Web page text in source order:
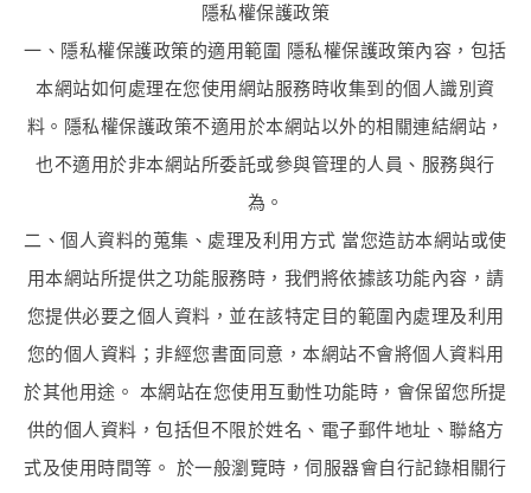
隱私權保護政策
一、隱私權保護政策的適用範圍 隱私權保護政策內容，包括
本網站如何處理在您使用網站服務時收集到的個人識別資
料。隱私權保護政策不適用於本網站以外的相關連結網站，
也不適用於非本網站所委託或參與管理的人員、服務與行
為。
二、個人資料的蒐集、處理及利用方式 當您造訪本網站或使
用本網站所提供之功能服務時，我們將依據該功能內容，請
您提供必要之個人資料，並在該特定目的範圍內處理及利用
您的個人資料；非經您書面同意，本網站不會將個人資料用
於其他用途。 本網站在您使用互動性功能時，會保留您所提
供的個人資料，包括但不限於姓名、電子郵件地址、聯絡方
式及使用時間等。 於一般瀏覽時，伺服器會自行記錄相關行